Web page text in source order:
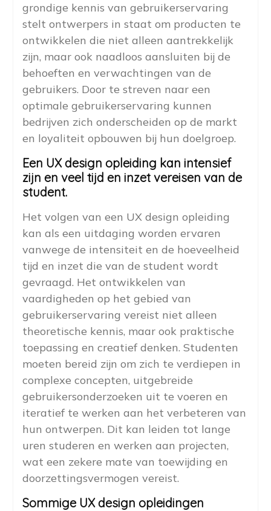
grondige kennis van gebruikerservaring
stelt ontwerpers in staat om producten te
ontwikkelen die niet alleen aantrekkelijk
zijn, maar ook naadloos aansluiten bij de
behoeften en verwachtingen van de
gebruikers. Door te streven naar een
optimale gebruikerservaring kunnen
bedrijven zich onderscheiden op de markt
en loyaliteit opbouwen bij hun doelgroep.
Een UX design opleiding kan intensief
zijn en veel tijd en inzet vereisen van de
student.
Het volgen van een UX design opleiding
kan als een uitdaging worden ervaren
vanwege de intensiteit en de hoeveelheid
tijd en inzet die van de student wordt
gevraagd. Het ontwikkelen van
vaardigheden op het gebied van
gebruikerservaring vereist niet alleen
theoretische kennis, maar ook praktische
toepassing en creatief denken. Studenten
moeten bereid zijn om zich te verdiepen in
complexe concepten, uitgebreide
gebruikersonderzoeken uit te voeren en
iteratief te werken aan het verbeteren van
hun ontwerpen. Dit kan leiden tot lange
uren studeren en werken aan projecten,
wat een zekere mate van toewijding en
doorzettingsvermogen vereist.
Sommige UX design opleidingen